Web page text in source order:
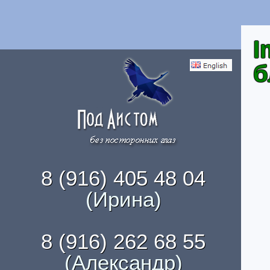
8 (916) 405 48 04
(Ирина)
8 (916) 262 68 55
(Александр)